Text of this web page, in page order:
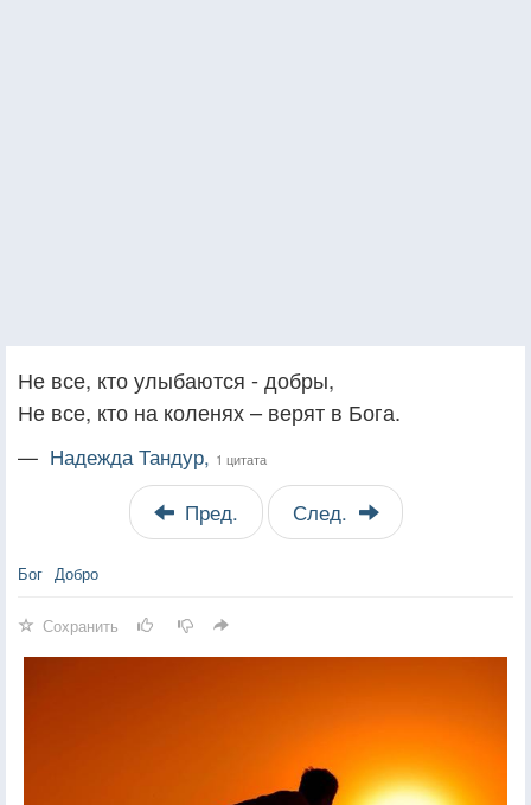
Не все, кто улыбаются - добры, ​
Не все, кто на коленях – верят в Бога.
— Надежда Тандур, 1 цитата
Пред. След.
Бог Добро
Сохранить